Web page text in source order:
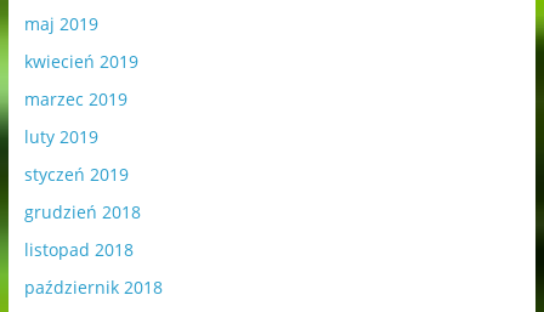
maj 2019
kwiecień 2019
marzec 2019
luty 2019
styczeń 2019
grudzień 2018
listopad 2018
październik 2018